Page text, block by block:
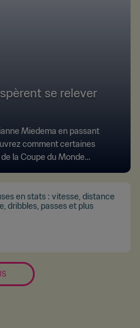
se relever
Miedema en passant
comment certaines
la Coupe du Monde
en stats : vitesse, distance
dribbles, passes et plus